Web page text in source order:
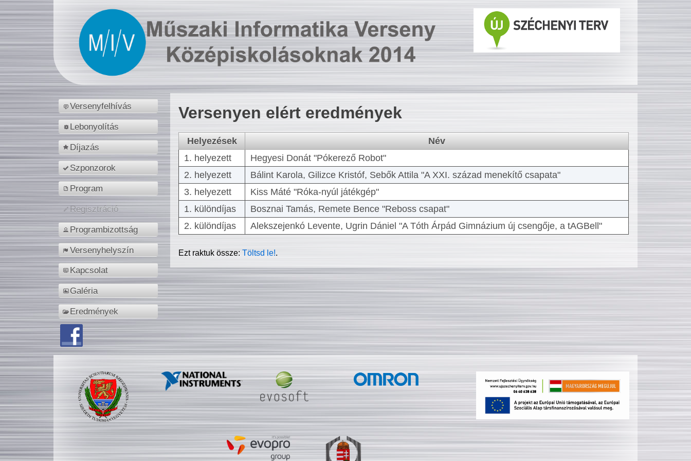
Versenyfelhívás
Lebonyolítás
Díjazás
Szponzorok
Program
Regisztráció
Programbizottság
Versenyhelyszín
Kapcsolat
Galéria
Eredmények
Versenyen elért eredmények
Helyezések
Név
1. helyezett
Hegyesi Donát "Pókerező Robot"
2. helyezett
Bálint Karola, Gilizce Kristóf, Sebők Attila "A XXI. század menekítő csapata"
3. helyezett
Kiss Máté "Róka-nyúl játékgép"
1. különdíjas
Bosznai Tamás, Remete Bence "Reboss csapat"
2. különdíjas
Alekszejenkó Levente, Ugrin Dániel "A Tóth Árpád Gimnázium új csengője, a tAGBell"
Ezt raktuk össze:Töltsd le!.